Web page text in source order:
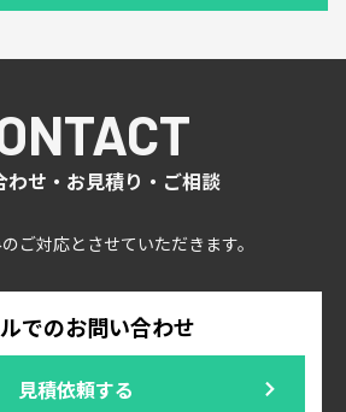
わせ・お見積り・ご相談
ご対応とさせていただきます。
でのお問い合わせ
見積依頼する